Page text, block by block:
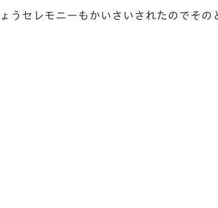
うセレモニーもかいさいされたのでその